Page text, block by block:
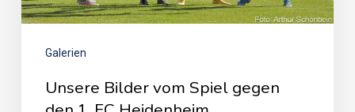
Galerien
Unsere Bilder vom Spiel gegen